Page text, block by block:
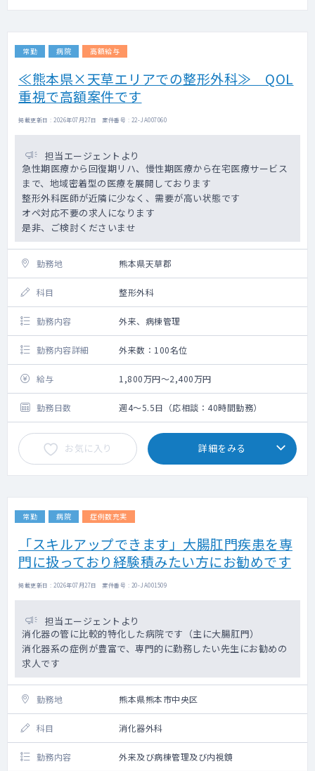
常勤 病院 高額給与
≪熊本県×天草エリアでの整形外科≫ QOL
重視で高額案件です
掲載更新日 : 2026年07月27日 案件番号 : 22-JA007060
担当エージェントより
急性期医療から回復期リハ、慢性期医療から在宅医療サービス
まで、地域密着型の医療を展開しております
整形外科医師が近隣に少なく、需要が高い状態です
オペ対応不要の求人になります
是非、ご検討くださいませ
勤務地 熊本県天草郡
科目 整形外科
勤務内容 外来、病棟管理
勤務内容詳細 外来数：100名位
給与 1,800万円～2,400万円
勤務日数 週4～5.5日（応相談：40時間勤務）
お気に入り 詳細をみる
常勤 病院 症例数充実
「スキルアップできます」大腸肛門疾患を専
門に扱っており経験積みたい方にお勧めです
掲載更新日 : 2026年07月27日 案件番号 : 20-JA001509
担当エージェントより
消化器の管に比較的特化した病院です（主に大腸肛門）
消化器系の症例が豊富で、専門的に勤務したい先生にお勧めの
求人です
勤務地 熊本県熊本市中央区
科目 消化器外科
勤務内容 外来及び病棟管理及び内視鏡